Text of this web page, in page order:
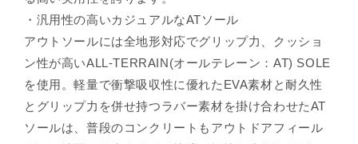
・汎用性の高いカジュアルなATソール
アウトソールには全地形対応でグリップ力、クッショ
ン性が高いALL-TERRAIN(オールテレーン：AT) SOLE
を使用。軽量で衝撃吸収性に優れたEVA素材と耐久性
とグリップ力を併せ持つラバー素材を掛け合わせたAT
ソールは、普段のコンクリートもアウトドアフィール